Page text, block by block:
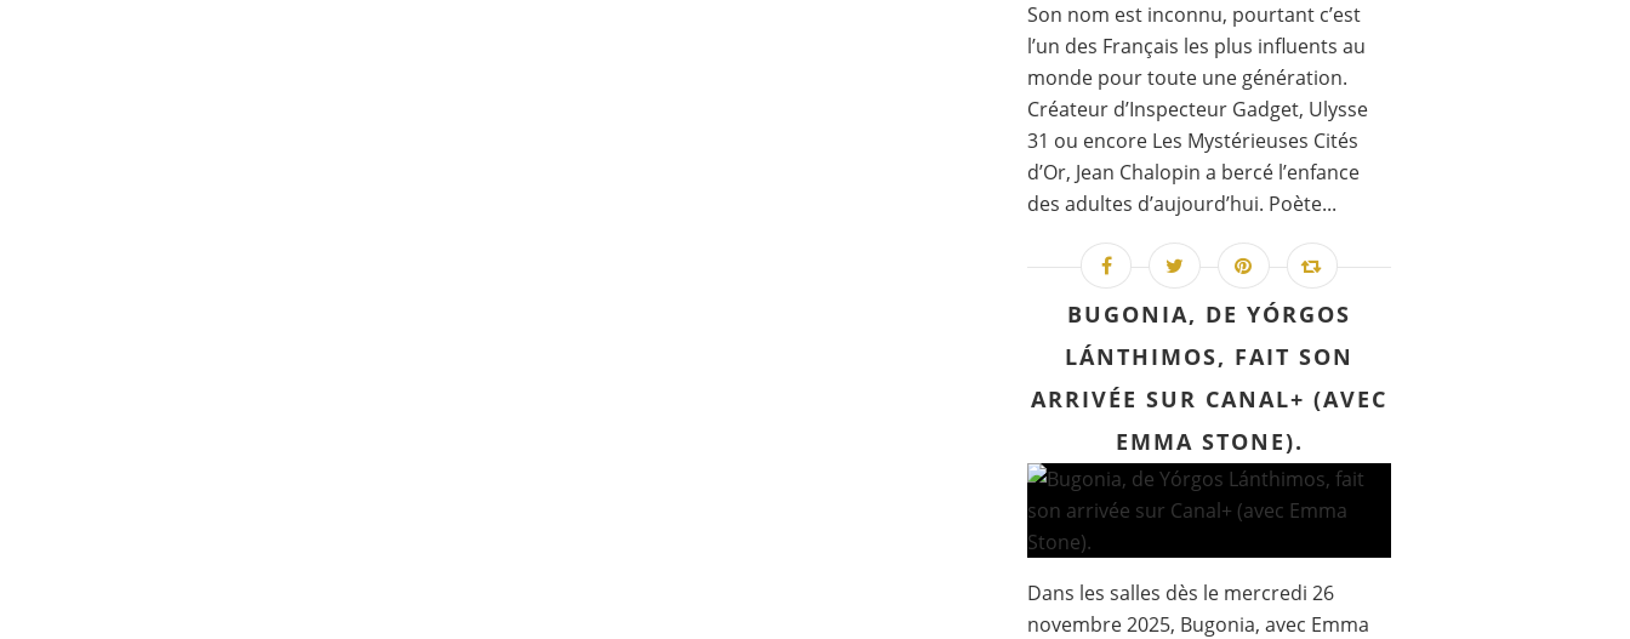
Son nom est inconnu, pourtant c’est
l’un des Français les plus influents au
monde pour toute une génération.
Créateur d’Inspecteur Gadget, Ulysse
31 ou encore Les Mystérieuses Cités
d’Or, Jean Chalopin a bercé l’enfance
des adultes d’aujourd’hui. Poète...
BUGONIA, DE YÓRGOS
LÁNTHIMOS, FAIT SON
ARRIVÉE SUR CANAL+ (AVEC
EMMA STONE).
Dans les salles dès le mercredi 26
novembre 2025, Bugonia, avec Emma